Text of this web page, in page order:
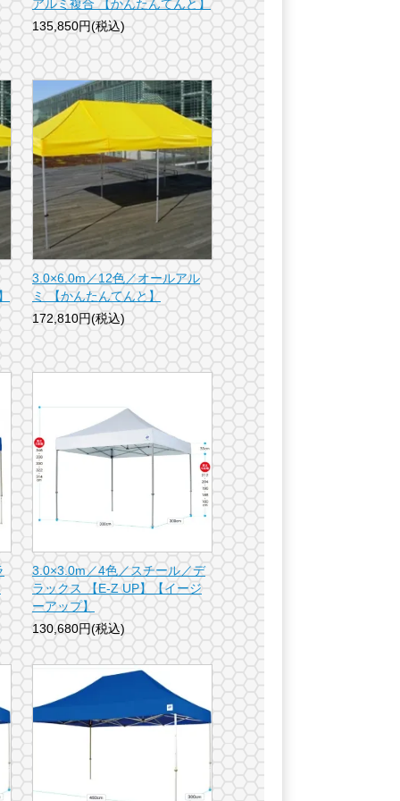
アルミ複合 【かんたんてんと】
135,850円(税込)
3.0×6.0m／12色／オールアル
ミ 【かんたんてんと】
172,810円(税込)
3.0×3.0m／4色／スチール／デ
ラックス 【E-Z UP】【イージ
ーアップ】
130,680円(税込)